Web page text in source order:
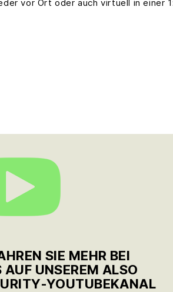
vor Ort oder auch virtuell in einer
SIE MEHR BEI
AUF UNSEREM ALSO
YOUTUBEKANAL